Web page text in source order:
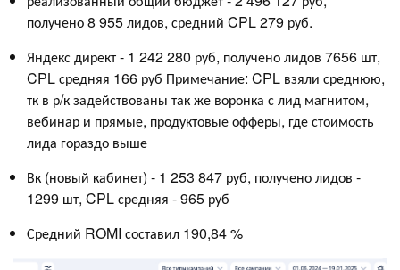
получено 8 955 лидов, средний CPL 279 руб.
Яндекс директ - 1 242 280 руб, получено лидов 7656 шт,
CPL средняя 166 руб Примечание: CPL взяли среднюю,
тк в р/к задействованы так же воронка с лид магнитом,
вебинар и прямые, продуктовые офферы, где стоимость
лида гораздо выше
Вк (новый кабинет) - 1 253 847 руб, получено лидов -
1299 шт, CPL средняя - 965 руб
Средний ROMI составил 190,84 %